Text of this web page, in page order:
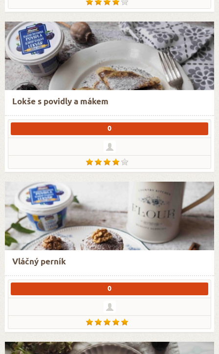
Lokše s povidly a mákem
0
Vláčný perník
0